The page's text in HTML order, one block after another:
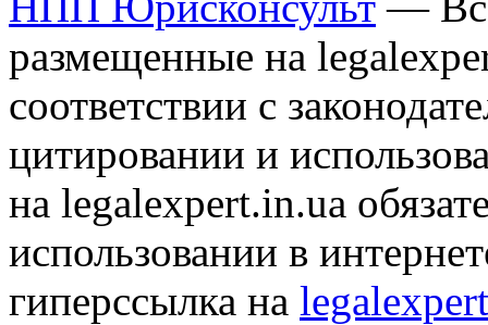
размещенные на
соответствии с
цитировании и
на legalexpert.in.ua
использовании в
гиперссылка на